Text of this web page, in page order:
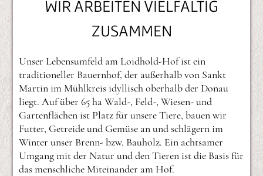
WIR ARBEITEN VIELFÄLTIG
ZUSAMMEN
Unser Lebensumfeld am Loidhold-Hof ist ein
traditioneller Bauernhof, der außerhalb von Sankt
Martin im Mühlkreis idyllisch oberhalb der Donau
liegt. Auf über 65 ha Wald-, Feld-, Wiesen- und
Gartenflächen ist Platz für unsere Tiere, bauen wir
Futter, Getreide und Gemüse an und schlägern im
Winter unser Brenn- bzw. Bauholz. Ein achtsamer
Umgang mit der Natur und den Tieren ist die Basis für
das menschliche Miteinander am Hof.